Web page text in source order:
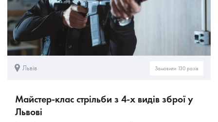
Львів Замовили 130 разів
Майстер-клас стрільби з 4-х видів зброї у
Львові